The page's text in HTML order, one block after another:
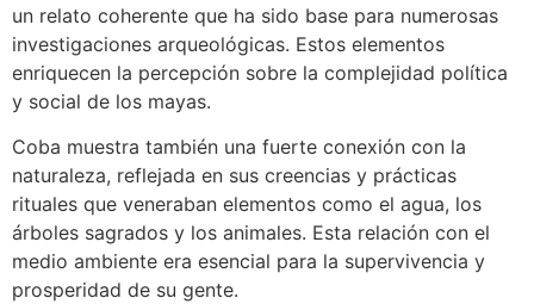
un relato coherente que ha sido base para numerosas
investigaciones arqueológicas. Estos elementos
enriquecen la percepción sobre la complejidad política
y social de los mayas.
Coba muestra también una fuerte conexión con la
naturaleza, reflejada en sus creencias y prácticas
rituales que veneraban elementos como el agua, los
árboles sagrados y los animales. Esta relación con el
medio ambiente era esencial para la supervivencia y
prosperidad de su gente.